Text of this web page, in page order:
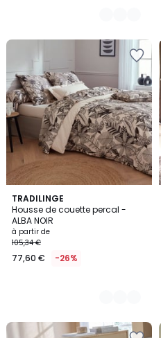
TRADILINGE
Housse de couette percal -
ALBA NOIR
à partir de
105,34 €
77,60 € -26%
2
Couleurs